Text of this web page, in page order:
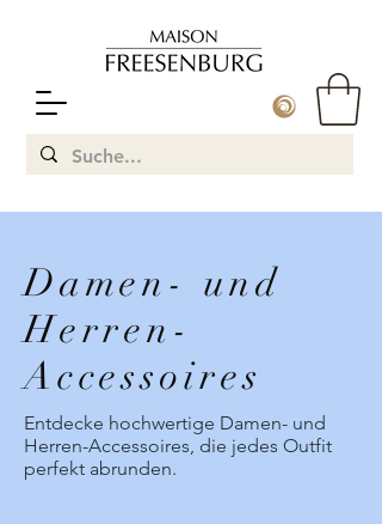
Damen- und
Herren-
Accessoires
Entdecke hochwertige Damen- und
Herren-Accessoires, die jedes Outfit
perfekt abrunden.